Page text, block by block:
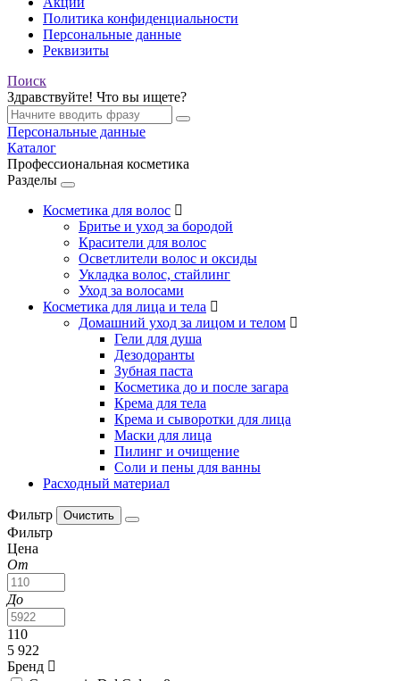
Политика конфиденциальности
Персональные данные
Реквизиты
Поиск
Здравствуйте! Что вы ищете?
Персональные данные
Каталог
Профессиональная косметика
Разделы
Косметика для волос
Бритье и уход за бородой
Красители для волос
Осветлители волос и оксиды
Укладка волос, стайлинг
Уход за волосами
Косметика для лица и тела
Домашний уход за лицом и телом
Гели для душа
Дезодоранты
Зубная паста
Косметика до и после загара
Крема для тела
Крема и сыворотки для лица
Маски для лица
Пилинг и очищение
Соли и пены для ванны
Расходный материал
Фильтр
Фильтр
Цена
От
До
110
5 922
Бренд